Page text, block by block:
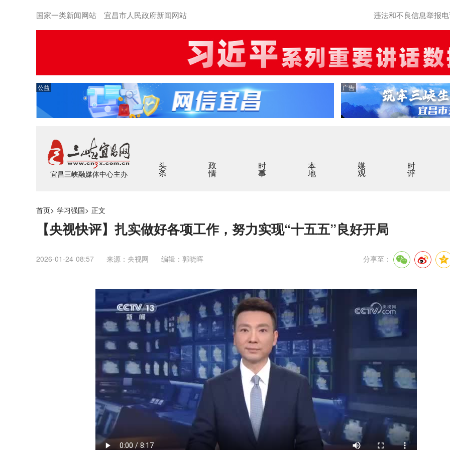
国家一类新闻网站 宜昌市人民政府新闻网站 违法和不良信息举报
公益 广告
宜昌三峡融媒体中心主办
头条 政情 时事 本地 媒观 时评
首页> 学习强国> 正文
【央视快评】扎实做好各项工作，努力实现“十五五”良好开局
2026-01-24 08:57 来源：央视网 编辑：郭晓晖 分享至：